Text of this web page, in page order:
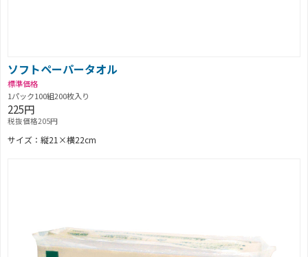
ソフトペーパータオル
標準価格
1パック100組200枚入り
225円
税抜価格205円
サイズ：縦21×横22cm